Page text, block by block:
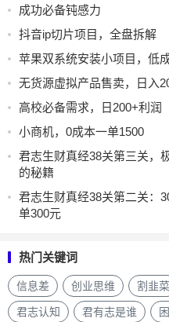
成功必备钝感力
抖音ip切片项目，全盘拆解
苹果双系统安装小项目，低
无货源虚拟产品售卖，日入
高校必备需求，日200+利润
小商机，0成本一单1500
君志生财真经38关第三关，
的秘籍
君志生财真经38关第二关：
单300元
热门关键词
信息差 创业思维 割韭菜
君志认知 君有志是谁